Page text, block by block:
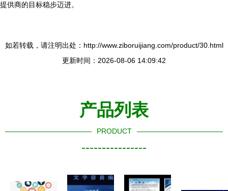
提供商的目标稳步迈进。
如若转载，请注明出处：http://www.ziboruijiang.com/product/30.html
更新时间：2026-08-06 14:09:42
产品列表
PRODUCT
----------------